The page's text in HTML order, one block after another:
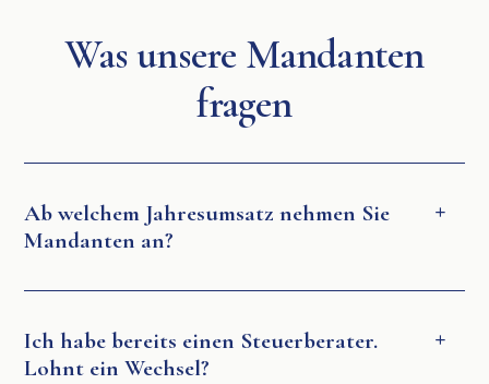
Was unsere Mandanten
fragen
Ab welchem Jahresumsatz nehmen Sie
Mandanten an?
Ich habe bereits einen Steuerberater.
Lohnt ein Wechsel?